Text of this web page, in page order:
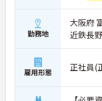
勤務地
大阪府
近鉄長
雇用形態 正社員(